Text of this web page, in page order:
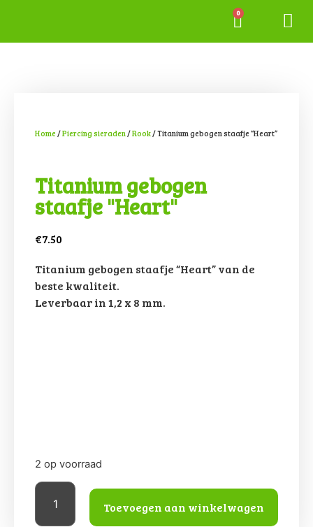
Home /Piercing sieraden /Rook / Titanium gebogen staafje “Heart”
Titanium gebogen
staafje "Heart"
€7.50
Titanium gebogen staafje “Heart” van de
beste kwaliteit.
Leverbaar in 1,2 x 8 mm.
2 op voorraad
Toevoegen aan winkelwagen